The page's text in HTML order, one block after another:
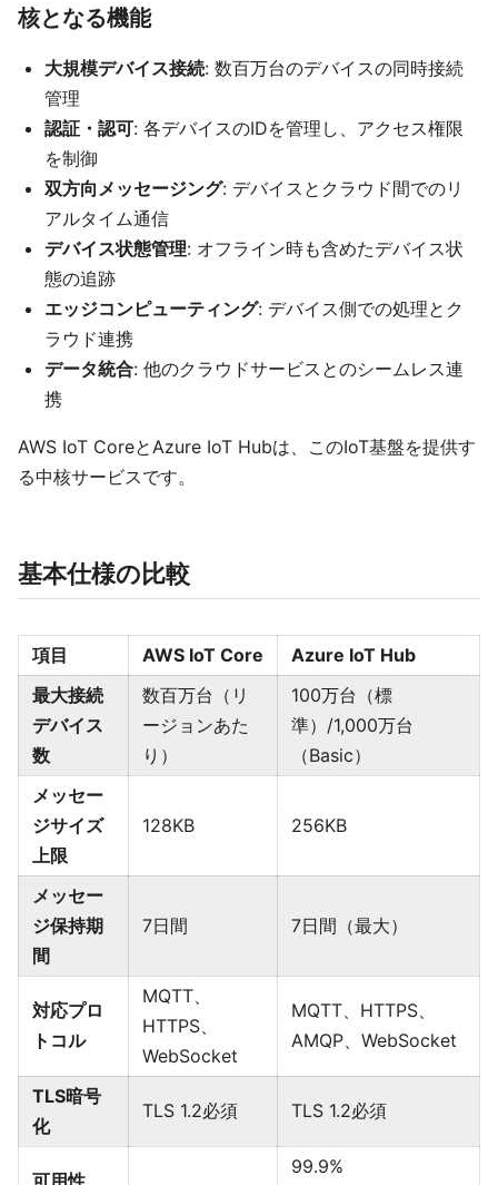
核となる機能
大規模デバイス接続: 数百万台のデバイスの同時接続
管理
認証・認可: 各デバイスのIDを管理し、アクセス権限
を制御
双方向メッセージング: デバイスとクラウド間でのリ
アルタイム通信
デバイス状態管理: オフライン時も含めたデバイス状
態の追跡
エッジコンピューティング: デバイス側での処理とク
ラウド連携
データ統合: 他のクラウドサービスとのシームレス連
携
AWS IoT CoreとAzure IoT Hubは、このIoT基盤を提供す
る中核サービスです。
基本仕様の比較
項目 AWS IoT Core
Azure IoT Hub
最大接続
デバイス
数
数百万台（リ
ージョンあた
り）
100万台（標
準）/1,000万台
（Basic）
メッセー
ジサイズ
上限
128KB 256KB
メッセー
ジ保持期
間
7日間 7日間（最大）
対応プロ
トコル
MQTT、
HTTPS、
WebSocket
MQTT、HTTPS、
AMQP、WebSocket
TLS暗号
化
TLS 1.2必須 TLS 1.2必須
可用性
99.9%